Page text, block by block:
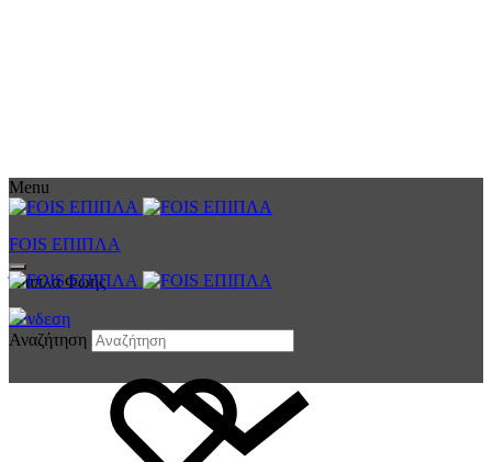
Menu
FOIS ΕΠΙΠΛΑ
Έπιπλα Φωής
Σύνδεση
Αναζήτηση